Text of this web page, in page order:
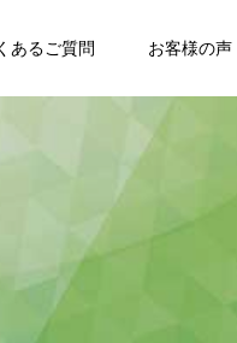
あるご質問 お客様の声